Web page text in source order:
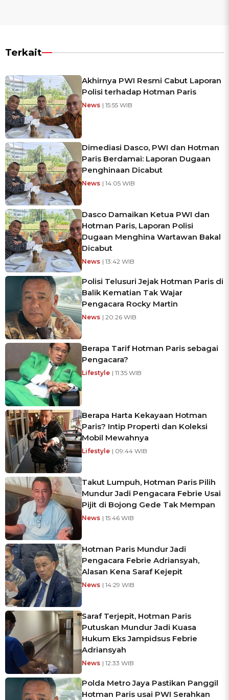
Terkait
Akhirnya PWI Resmi Cabut Laporan
Polisi terhadap Hotman Paris
News | 15:55 WIB
Dimediasi Dasco, PWI dan Hotman
Paris Berdamai: Laporan Dugaan
Penghinaan Dicabut
News | 14:05 WIB
Dasco Damaikan Ketua PWI dan
Hotman Paris, Laporan Polisi
Dugaan Menghina Wartawan Bakal
Dicabut
News | 13:42 WIB
Polisi Telusuri Jejak Hotman Paris di
Balik Kematian Tak Wajar
Pengacara Rocky Martin
News | 20:26 WIB
Berapa Tarif Hotman Paris sebagai
Pengacara?
Lifestyle | 11:35 WIB
Berapa Harta Kekayaan Hotman
Paris? Intip Properti dan Koleksi
Mobil Mewahnya
Lifestyle | 09:44 WIB
Takut Lumpuh, Hotman Paris Pilih
Mundur Jadi Pengacara Febrie Usai
Pijit di Bojong Gede Tak Mempan
News | 15:46 WIB
Hotman Paris Mundur Jadi
Pengacara Febrie Adriansyah,
Alasan Kena Saraf Kejepit
News | 14:29 WIB
Saraf Terjepit, Hotman Paris
Putuskan Mundur Jadi Kuasa
Hukum Eks Jampidsus Febrie
Adriansyah
News | 12:33 WIB
Polda Metro Jaya Pastikan Panggil
Hotman Paris usai PWI Serahkan